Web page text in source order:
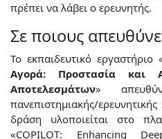
πρέπει να λάβει ο ερευνητής.
Σε ποιους
Το εκπαιδευτικό εργαστήριο
Αγορά: Προστασία και
Αποτελεσμάτων»
πανεπιστημιακής/
δράση υλοποιείται στο
«COPILOT: Enhancing